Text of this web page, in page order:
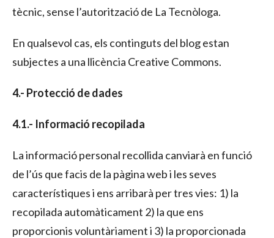
tècnic, sense l’autorització de La Tecnòloga.
En qualsevol cas, els continguts del blog estan
subjectes a una llicència Creative Commons.
4.- Protecció de dades
4.1.- Informació recopilada
La informació personal recollida canviarà en funció
de l’ús que facis de la pàgina web i les seves
característiques i ens arribarà per tres vies: 1) la
recopilada automàticament 2) la que ens
proporcionis voluntàriament i 3) la proporcionada